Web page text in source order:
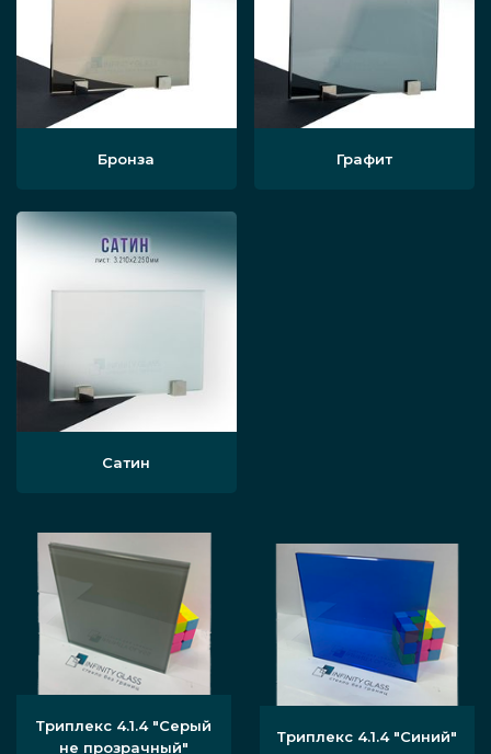
Бронза Графит
Сатин
Триплекс 4.1.4 "Серый
не прозрачный"
Триплекс 4.1.4 "Синий"